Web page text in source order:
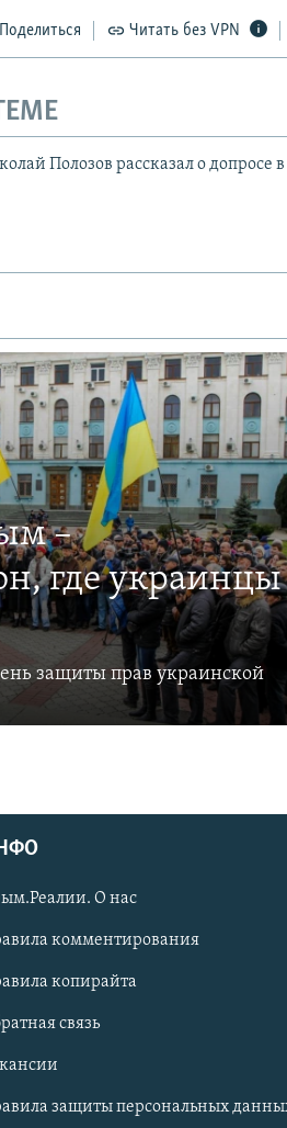
Поделиться Читать без VPN
Полозов рассказал о
–
где украинцы
защиты прав украинской
О нас
комментирования
копирайта
связь
защиты персональных